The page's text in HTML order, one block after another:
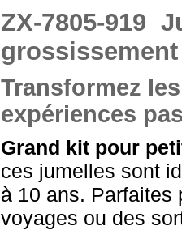
ZX-7805-919
Transformez
expériences
Grand kit pour
ces jumelles sont
à 10 ans. Parfaites
voyages ou des